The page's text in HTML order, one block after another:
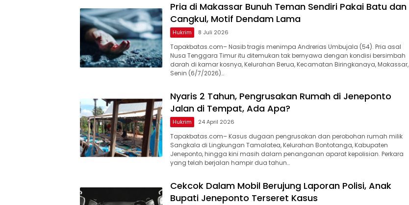
Pria di Makassar Bunuh Teman Sendiri Pakai Batu dan
Cangkul, Motif Dendam Lama
Hukrim 8 Juli 2026
Tapakbatas.com– Nasib tragis menimpa Andrerias Umbujala (54). Pria asal
Nusa Tenggara Timur itu ditemukan tak bernyawa dengan kondisi bersimbah
darah di kamar kosnya, Kelurahan Berua, Kecamatan Biringkanaya, Makassar,
Senin (6/7/2026)…
Nyaris 2 Tahun, Pengrusakan Rumah di Jeneponto
Jalan di Tempat, Ada Apa?
Hukrim 24 April 2026
Tapakbatas.com– Kasus dugaan pengrusakan dan perobohan rumah milik
Sangkala di Lingkungan Tamalatea, Kelurahan Bontotanga, Kabupaten
Jeneponto, hingga kini masih dalam penanganan aparat kepolisian. Perkara
yang telah berjalan hampir dua tahun…
Cekcok Dalam Mobil Berujung Laporan Polisi, Anak
Bupati Jeneponto Terseret Kasus